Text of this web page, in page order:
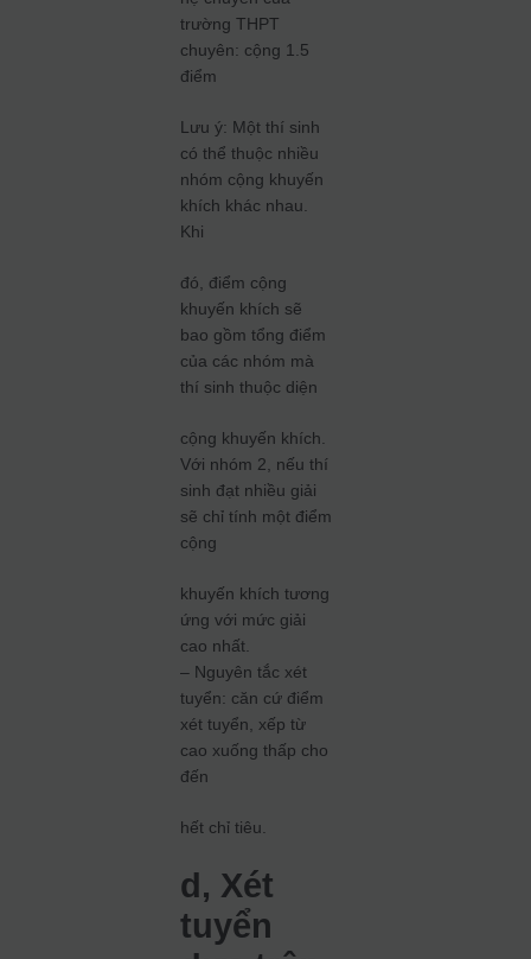
trường THPT
chuyên: cộng 1.5
điểm
Lưu ý: Một thí sinh
có thể thuộc nhiều
nhóm cộng khuyến
khích khác nhau.
Khi
đó, điểm cộng
khuyến khích sẽ
bao gồm tổng điểm
của các nhóm mà
thí sinh thuộc diện
cộng khuyến khích.
Với nhóm 2, nếu thí
sinh đạt nhiều giải
sẽ chỉ tính một điểm
cộng
khuyến khích tương
ứng với mức giải
cao nhất.
– Nguyên tắc xét
tuyển: căn cứ điểm
xét tuyển, xếp từ
cao xuống thấp cho
đến
hết chỉ tiêu.
d, Xét
tuyển